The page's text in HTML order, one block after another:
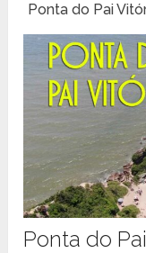
Ponta do Pai
Ponta do